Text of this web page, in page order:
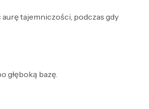
tajemniczości, podczas gdy
głęboką bazę.